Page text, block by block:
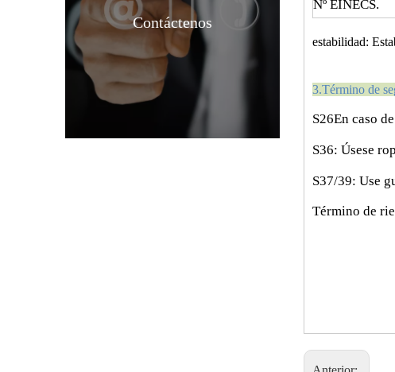
Contáctenos
Nº EINECS.
estabilidad:
3.Término de
S26En caso
S36: Úsese
S37/39: Use
Término de